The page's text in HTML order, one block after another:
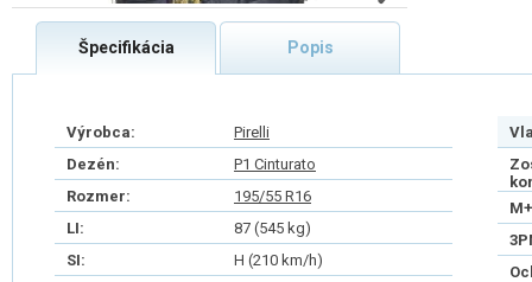
Špecifikácia Popis
Výrobca:
Pirelli
Dezén:
P1 Cinturato
Rozmer:
195/55 R16
LI:
87 (545 kg)
SI:
H (210 km/h)